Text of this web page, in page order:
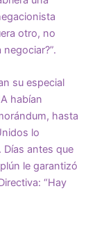
otro, no
su especial
habían
hasta
lo
Días antes que
le garantizó
“Hay